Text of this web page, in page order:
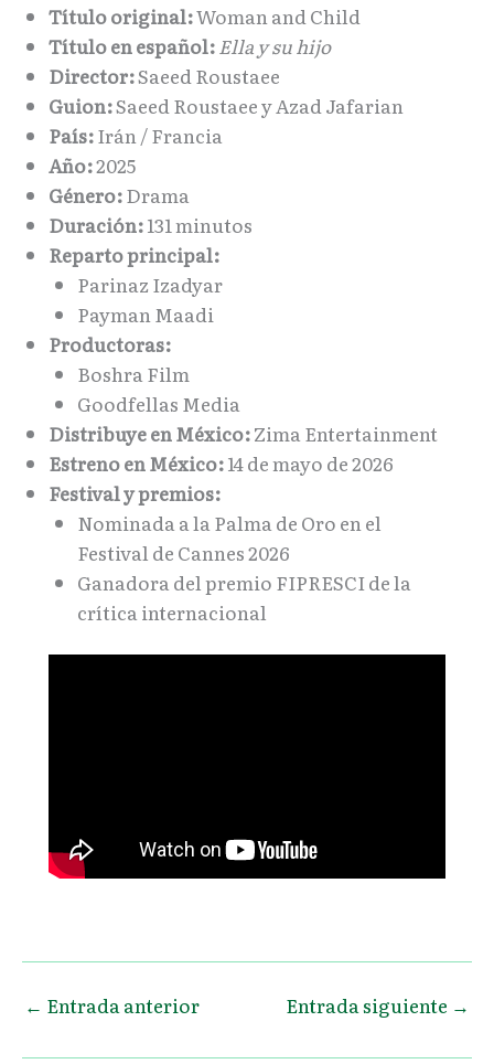
Título original:Woman and Child
Título en español: Ella y su hijo
Director:Saeed Roustaee
Guion:Saeed Roustaee y Azad Jafarian
País:Irán / Francia
Año:2025
Género:Drama
Duración:131 minutos
Reparto principal:
Parinaz Izadyar
Payman Maadi
Productoras:
Boshra Film
Goodfellas Media
Distribuye en México:Zima Entertainment
Estreno en México:14 de mayo de 2026
Festival y premios:
Nominada a la Palma de Oro en el
Festival de Cannes 2026
Ganadora del premio FIPRESCI de la
crítica internacional
← Entrada anterior Entrada siguiente →